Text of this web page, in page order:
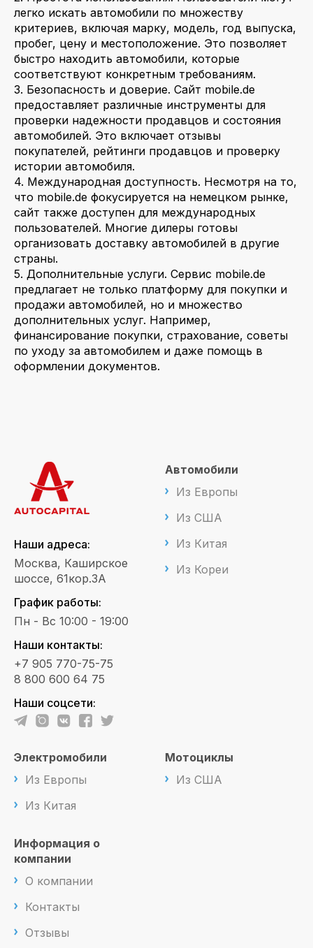
легко искать автомобили по множеству
критериев, включая марку, модель, год выпуска,
пробег, цену и местоположение. Это позволяет
быстро находить автомобили, которые
соответствуют конкретным требованиям.
3. Безопасность и доверие. Сайт mobile.de
предоставляет различные инструменты для
проверки надежности продавцов и состояния
автомобилей. Это включает отзывы
покупателей, рейтинги продавцов и проверку
истории автомобиля.
4. Международная доступность. Несмотря на то,
что mobile.de фокусируется на немецком рынке,
сайт также доступен для международных
пользователей. Многие дилеры готовы
организовать доставку автомобилей в другие
страны.
5. Дополнительные услуги. Сервис mobile.de
предлагает не только платформу для покупки и
продажи автомобилей, но и множество
дополнительных услуг. Например,
финансирование покупки, страхование, советы
по уходу за автомобилем и даже помощь в
оформлении документов.
Наши адреса:
Москва, Каширское
шоссе, 61кор.3А
График работы:
Пн - Вс 10:00 - 19:00
Наши контакты:
+7 905 770-75-75
8 800 600 64 75
Наши соцсети:
Автомобили
Из Европы
Из США
Из Китая
Из Кореи
Электромобили
Из Европы
Из Китая
Мотоциклы
Из США
Информация о
компании
О компании
Контакты
Отзывы